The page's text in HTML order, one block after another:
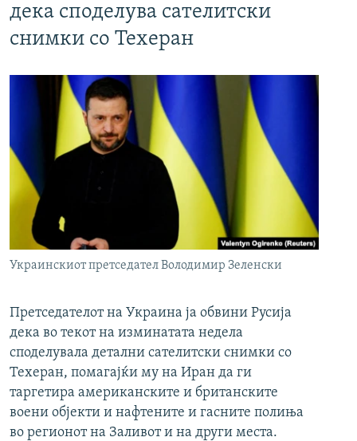
дека споделува сателитски
снимки со Техеран
Украинскиот претседател Володимир Зеленски
Претседателот на Украина ја обвини Русија
дека во текот на изминатата недела
споделувала детални сателитски снимки со
Техеран, помагајќи му на Иран да ги
таргетира американските и британските
воени објекти и нафтените и гасните полиња
во регионот на Заливот и на други места.